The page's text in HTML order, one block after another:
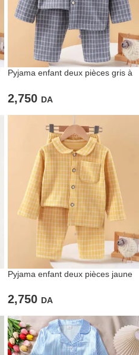
Pyjama enfant deux pièces gris à
2,750 DA
Pyjama enfant deux pièces jaune
2,750 DA